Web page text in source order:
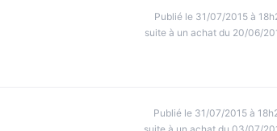
Publié le 31/07/2015 à
suite à un achat du 20/06/
Publié le 31/07/2015 à